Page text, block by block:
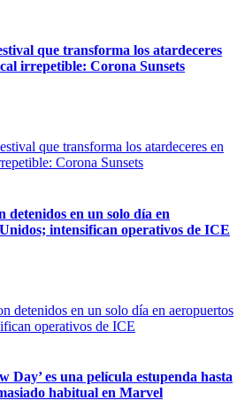
que transforma los atardeceres
irrepetible: Corona Sunsets
detenidos en un solo día en
intensifican operativos de ICE
Day’ es una película estupenda hasta
habitual en Marvel